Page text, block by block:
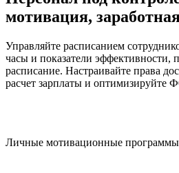
мотивация,
Управляйте расписанием
часы и показатели эффективности,
расписание. Настраивайте права
расчет зарплаты и оптимизируйте
Личные мотивационные программы